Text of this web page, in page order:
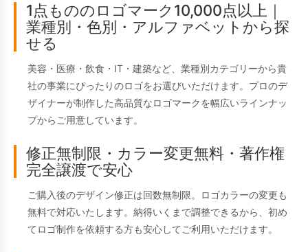
1点もののロゴマーク10,000点以上｜
業種別・色別・アルファベットから探
せる
美容・医療・飲食・IT・建築など、業種別カテゴリーから貴
社の事業にぴったりのロゴをお選びいただけます。プロのデ
ザイナーが制作した高品質なロゴマークを幅広いラインナッ
プからご用意しています。
修正無制限・カラー変更無料・著作権
完全譲渡で安心
ご購入後のデザイン修正は回数無制限。ロゴカラーの変更も
無料で対応いたします。納得いくまで調整できるから、初め
てロゴ制作を依頼する方も安心してご利用いただけます。